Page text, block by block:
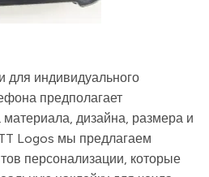
для индивидуального
предполагает
материала, дизайна, размера и
Logos мы предлагаем
персонализации, которые